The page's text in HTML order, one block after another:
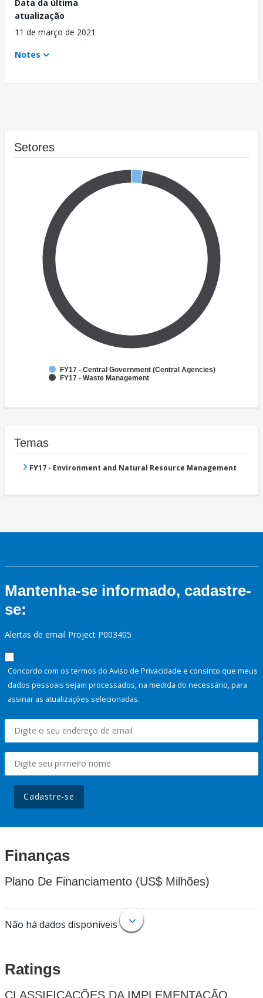
Data da última
atualização
11 de março de 2021
Notes
Setores
FY17 - Central Government (Central Agencies)
FY17 - Waste Management
Temas
FY17 - Environment and Natural Resource Management
Mantenha-se informado, cadastre-
se:
Alertas de email Project P003405
Concordo com os termos do Aviso de Privacidade e consinto que meus
dados pessoais sejam processados, na medida do necessário, para
assinar as atualizações selecionadas.
Cadastre-se
Finanças
Plano De Financiamento (US$ Milhões)
Não há dados disponíveis
Ratings
CLASSIFICAÇÕES DA IMPLEMENTAÇÃO